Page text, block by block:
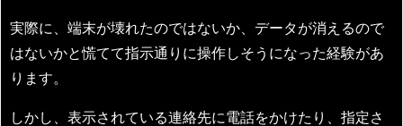
実際に、端末が壊れたのではないか、データが消えるので
はないかと慌てて指示通りに操作しそうになった経験があ
ります。
しかし、表示されている連絡先に電話をかけたり、指定さ